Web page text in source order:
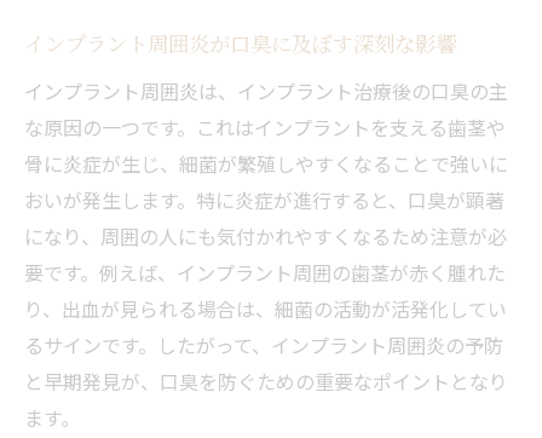
インプラント周囲炎が口臭に及ぼす深刻な影響
インプラント周囲炎は、インプラント治療後の口臭の主
な原因の一つです。これはインプラントを支える歯茎や
骨に炎症が生じ、細菌が繁殖しやすくなることで強いに
おいが発生します。特に炎症が進行すると、口臭が顕著
になり、周囲の人にも気付かれやすくなるため注意が必
要です。例えば、インプラント周囲の歯茎が赤く腫れた
り、出血が見られる場合は、細菌の活動が活発化してい
るサインです。したがって、インプラント周囲炎の予防
と早期発見が、口臭を防ぐための重要なポイントとなり
ます。